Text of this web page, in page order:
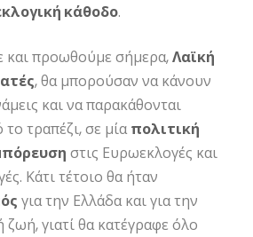
κάθοδο.
και προωθούμε σήμερα,Λαϊκή
, θα μπορούσαν να κάνουν
και να παρακάθονται
τραπέζι, σε μίαπολιτική
στις Ευρωεκλογές και
Κάτι τέτοιο θα ήταν
για την Ελλάδα και για την
ζωή, γιατί θα κατέγραφε όλο